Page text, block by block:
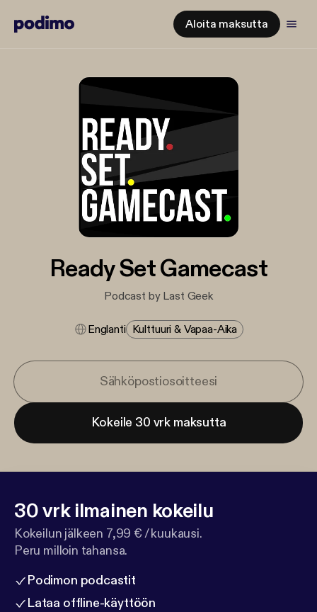
Aloita maksutta
Ready Set Gamecast
Podcast by Last Geek
Englanti Kulttuuri & Vapaa-Aika
Kokeile 30 vrk maksutta
30 vrk ilmainen kokeilu
Kokeilun jälkeen 7,99 € / kuukausi.
Peru milloin tahansa.
Podimon podcastit
Lataa offline-käyttöön